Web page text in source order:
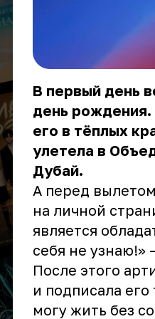
В первый день
день рождения.
его в тёплых
улетела в
Дубай.
А перед
на личной
является
себя не узнаю!»
После этого
и подписала
могу жить без